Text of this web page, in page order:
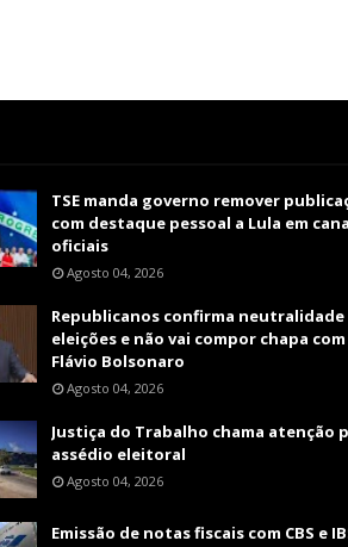
TSE manda governo remover
com destaque pessoal a Lula em
oficiais
Agosto 04, 2026
Republicanos confirma neutralidade
eleições e não vai compor chapa com
Flávio Bolsonaro
Agosto 04, 2026
Justiça do Trabalho chama atenção
assédio eleitoral
Agosto 04, 2026
Emissão de notas fiscais com CBS e